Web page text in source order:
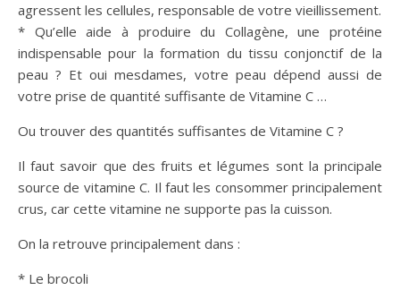
agressent les cellules, responsable de votre vieillissement.
* Qu’elle aide à produire du Collagène, une protéine
indispensable pour la formation du tissu conjonctif de la
peau ? Et oui mesdames, votre peau dépend aussi de
votre prise de quantité suffisante de Vitamine C …
Ou trouver des quantités suffisantes de Vitamine C ?
Il faut savoir que des fruits et légumes sont la principale
source de vitamine C. Il faut les consommer principalement
crus, car cette vitamine ne supporte pas la cuisson.
On la retrouve principalement dans :
* Le brocoli